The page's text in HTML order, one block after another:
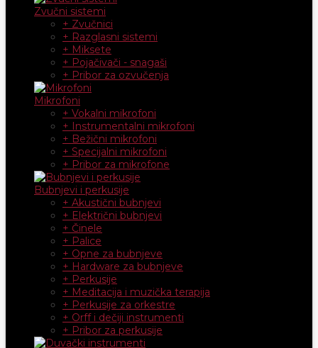
Zvučni sistemi
+ Zvučnici
+ Razglasni sistemi
+ Miksete
+ Pojačivači - snagaši
+ Pribor za ozvučenja
Mikrofoni
+ Vokalni mikrofoni
+ Instrumentalni mikrofoni
+ Bežični mikrofoni
+ Specijalni mikrofoni
+ Pribor za mikrofone
Bubnjevi i perkusije
+ Akustični bubnjevi
+ Električni bubnjevi
+ Činele
+ Palice
+ Opne za bubnjeve
+ Hardware za bubnjeve
+ Perkusije
+ Meditacija i muzička terapija
+ Perkusije za orkestre
+ Orff i dečiji instrumenti
+ Pribor za perkusije